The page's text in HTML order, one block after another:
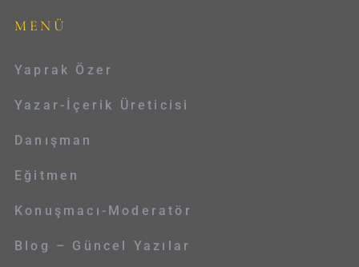
MENÜ
Yaprak Özer
Yazar-İçerik Üreticisi
Danışman
Eğitmen
Konuşmacı-Moderatör
Blog – Güncel Yazılar